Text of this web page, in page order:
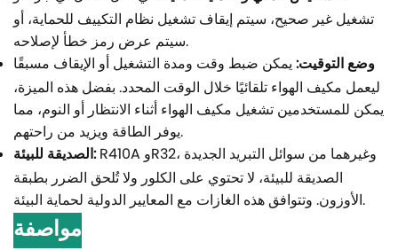
تشغيل غير صحيح، سيتم إيقاف تشغيل نظام التكييف للحماية، أو
سيتم عرض رمز خطأ لإصلاحه.
وضع التوقيت:يمكن ضبط وقت ومدة التشغيل أو الإيقاف مسبقًا
ليعمل مكيف الهواء تلقائيًا خلال الوقت المحدد. بفضل هذه الميزة،
يمكن للمستخدمين تشغيل مكيف الهواء أثناء الانتظار أو النوم، مما
يوفر الطاقة ويزيد من راحتهم.
الصديقة للبيئة:R410A وR32، وغيرهما من سوائل التبريد الجديدة
الصديقة للبيئة، لا تحتوي على الكلور ولا تُلحق الضرر بطبقة
الأوزون. وتتوافق هذه الغازات مع المعايير الدولية لحماية البيئة.
مواصفة